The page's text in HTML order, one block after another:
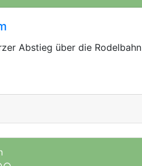
Abstieg über die Rodelbahn